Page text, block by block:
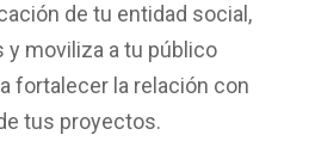
de tu entidad social,
y moviliza a tu público
fortalecer la relación con
tus proyectos.